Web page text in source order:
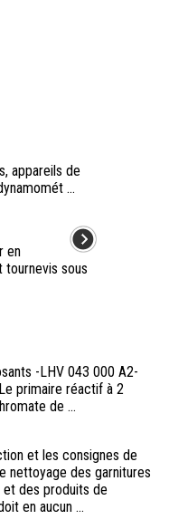
appareils de
...
en
sous
-LHV 043 000 A2-
primaire réactif à 2
de ...
et les consignes de
nettoyage des garnitures
et des produits de
en aucun ...